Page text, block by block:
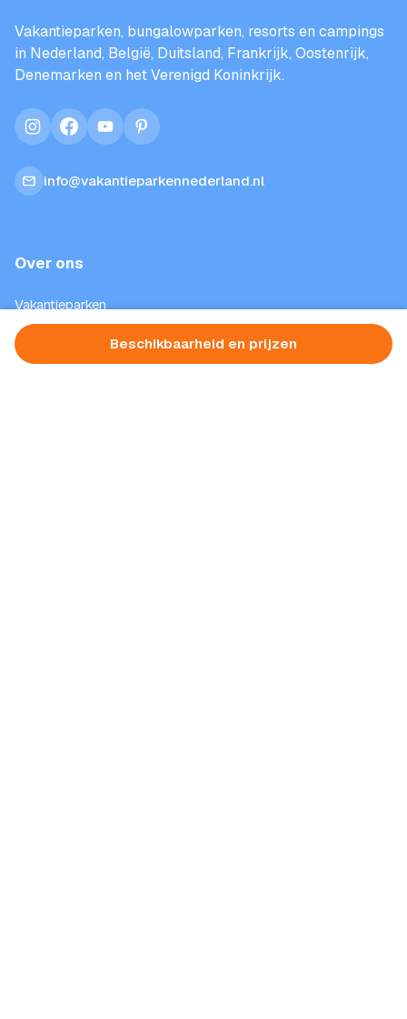
Beschikbaarheid en prijzen
Vakantieparken, bungalowparken, resorts en campings
in Nederland, België, Duitsland, Frankrijk, Oostenrijk,
Denemarken en het Verenigd Koninkrijk.
instagramfacebookyoutubepinterest
info@vakantieparkennederland.nl
Over ons
Vakantieparken
Inspiratie
Aanbiedingen
Blog